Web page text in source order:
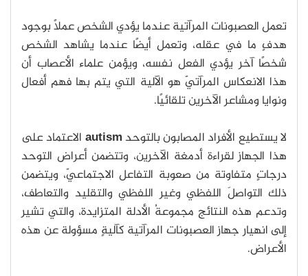
تعمل العصبونات المرآتية عندما يؤدي الشخص عملًا بوجود
هدفٍ ما في عقله، وتعمل أيضًا عندما يشاهد الشخص
شخصًا آخر يؤدي الفعل نفسه، ويؤمن علماء الأعصاب أن
هذا الانعكاس المرآتيّ هو الآلية التي يتم بها فهم أفعال
ونوايا ومشاعر الآخرين تلقائيًا.
لا يستطيع الأفراد المصابون بالتوحد autism الاعتماد على
هذا الجهاز لقراءة أدمغة الآخرين، وتتضمن أعراض التوحد
درجاتٍ متفاوتة من صعوبة التفاعل الاجتماعيّ، ويتضمن
ذلك التواصلَ اللفظي وغير اللفظي والتقليد والتعاطف،
وتدعم هذه النتائج مجموعةُ الأدلة المتزايدة، والتي تشير
إلى انهيار جهاز العصبونات المرآتية كآليةٍ مسؤولة عن هذه
الأعراض.